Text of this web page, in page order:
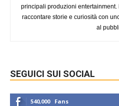
principali produzioni
raccontare storie e curiosità con
al
SEGUICI SUI SOCIAL
540,000 Fans